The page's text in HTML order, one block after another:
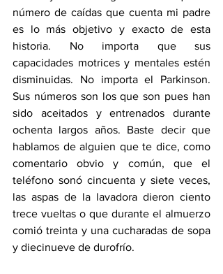
número de caídas que cuenta mi padre
es lo más objetivo y exacto de esta
historia. No importa que sus
capacidades motrices y mentales estén
disminuidas. No importa el Parkinson.
Sus números son los que son pues han
sido aceitados y entrenados durante
ochenta largos años. Baste decir que
hablamos de alguien que te dice, como
comentario obvio y común, que el
teléfono sonó cincuenta y siete veces,
las aspas de la lavadora dieron ciento
trece vueltas o que durante el almuerzo
comió treinta y una cucharadas de sopa
y diecinueve de durofrío.